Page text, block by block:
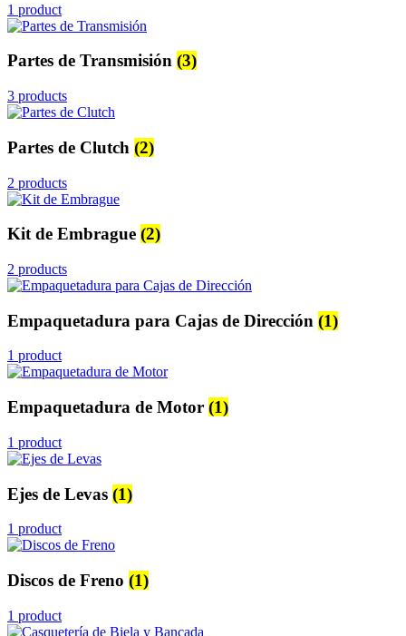
1 product
Partes de Transmisión (3)
3 products
Partes de Clutch (2)
2 products
Kit de Embrague (2)
2 products
Empaquetadura para Cajas de Dirección (1)
1 product
Empaquetadura de Motor (1)
1 product
Ejes de Levas (1)
1 product
Discos de Freno (1)
1 product